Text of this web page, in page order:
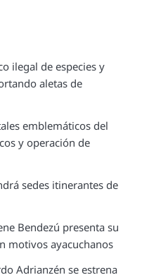
ilegal de especies y
aletas de
emblemáticos del
y operación de
sedes itinerantes de
Bendezú presenta su
motivos ayacuchanos
Adrianzén se estrena